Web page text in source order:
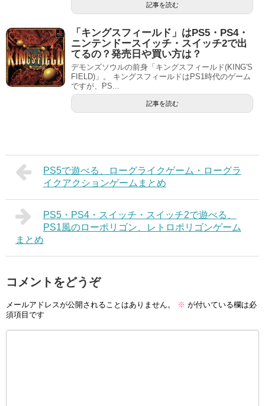
記事を読む
「キングスフィールド」はPS5・PS4・
ニンテンドースイッチ・スイッチ2で出
てるの？発売日や買い方は？
デモンズソウルの前身「キングスフィールド(KING'S
FIELD)」。 キングスフィールドはPS1時代のゲーム
ですが、PS...
記事を読む
PS5で遊べる、ローグライクゲーム・ローグラ
イクアクションゲームまとめ
PS5・PS4・スイッチ・スイッチ2で遊べる、
PS1風のローポリゴン、レトロポリゴンゲーム
まとめ
コメントをどうぞ
メールアドレスが公開されることはありません。 ※ が付いている欄は必
須項目です